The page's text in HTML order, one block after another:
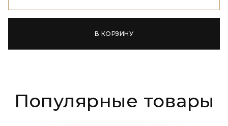
В КОРЗИНУ
Популярные товары